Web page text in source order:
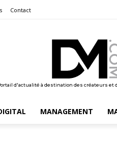
Contact
d'actualité à destination des créateurs
MANAGEMENT